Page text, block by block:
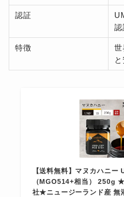
認証
認
特徴
世
【送料無料】マヌカハニー
（MGO514+相当） 250g
社★ニュージーランド産 無